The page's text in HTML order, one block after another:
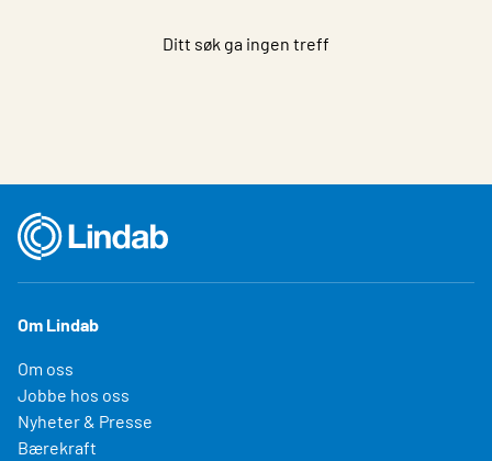
Ditt søk ga ingen treff
Om Lindab
Om oss
Jobbe hos oss
Nyheter & Presse
Bærekraft